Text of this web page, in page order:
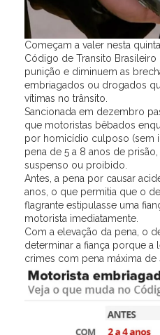
Começam a valer nesta
Código de Transito Brasileiro
punição e diminuem as
embriagados ou drogados
vítimas no trânsito.
Sancionada em dezembro
que motoristas bêbados
por homicídio culposo (sem
pena de 5 a 8 anos de
suspenso ou proibido.
Antes, a pena por causar
anos, o que permitia que o
flagrante estipulasse uma
motorista imediatamente.
Com a elevação da pena, o
determinar a fiança porque a
crimes com pena máxima de